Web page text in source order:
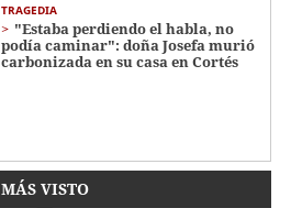
TRAGEDIA
"Estaba perdiendo el habla, no
podía caminar": doña Josefa murió
carbonizada en su casa en Cortés
MÁS VISTO